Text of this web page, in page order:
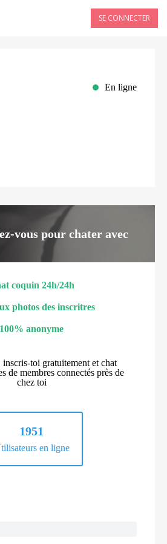
SE CONNECTER
En ligne
vous pour chater avec
coquin 24h/24h
photos des inscritres
100% anonyme
inscris-toi gratuitement et chat
de membres connectés près de
chez toi
1951
en ligne